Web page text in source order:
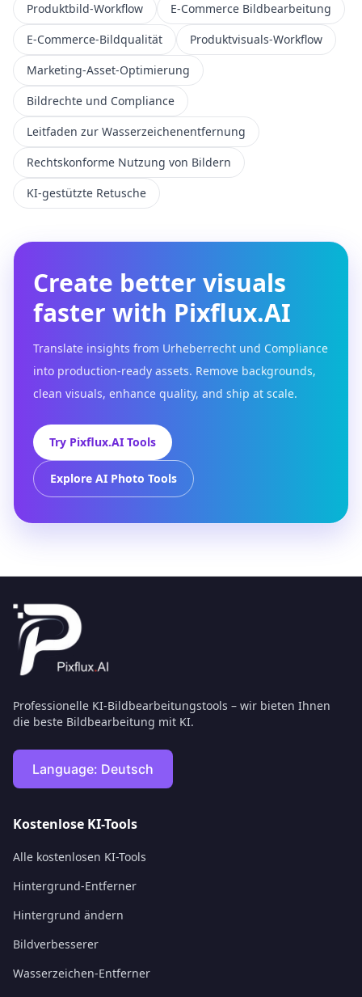
Produktbild-Workflow
E‑Commerce Bildbearbeitung
E-Commerce-Bildqualität
Produktvisuals-Workflow
Marketing-Asset-Optimierung
Bildrechte und Compliance
Leitfaden zur Wasserzeichenentfernung
Rechtskonforme Nutzung von Bildern
KI-gestützte Retusche
Create better visuals
faster with Pixflux.AI
Translate insights from Urheberrecht und Compliance
into production-ready assets. Remove backgrounds,
clean visuals, enhance quality, and ship at scale.
Try Pixflux.AI Tools
Explore AI Photo Tools
Professionelle KI-Bildbearbeitungstools – wir bieten Ihnen
die beste Bildbearbeitung mit KI.
Language: Deutsch
Kostenlose KI-Tools
Alle kostenlosen KI-Tools
Hintergrund-Entferner
Hintergrund ändern
Bildverbesserer
Wasserzeichen-Entferner